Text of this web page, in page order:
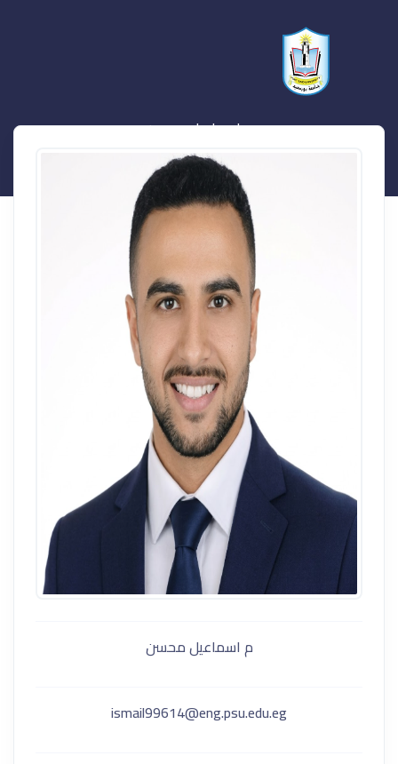
م اسماعيل محسن
م اسماعيل محسن
ismail99614@eng.psu.edu.eg